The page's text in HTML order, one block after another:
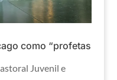
como “profetas
Juvenil e